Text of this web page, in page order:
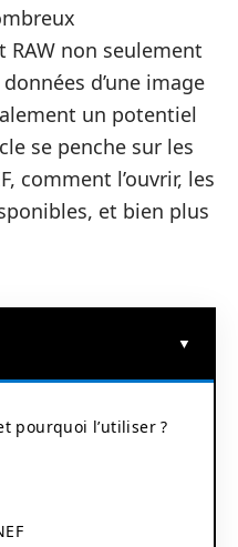
RAW non seulement
d’une image
un potentiel
se penche sur les
comment l’ouvrir, les
et bien plus
pourquoi l’utiliser ?